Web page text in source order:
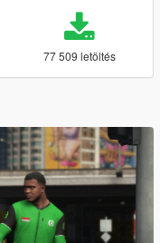
77 509 letöltés